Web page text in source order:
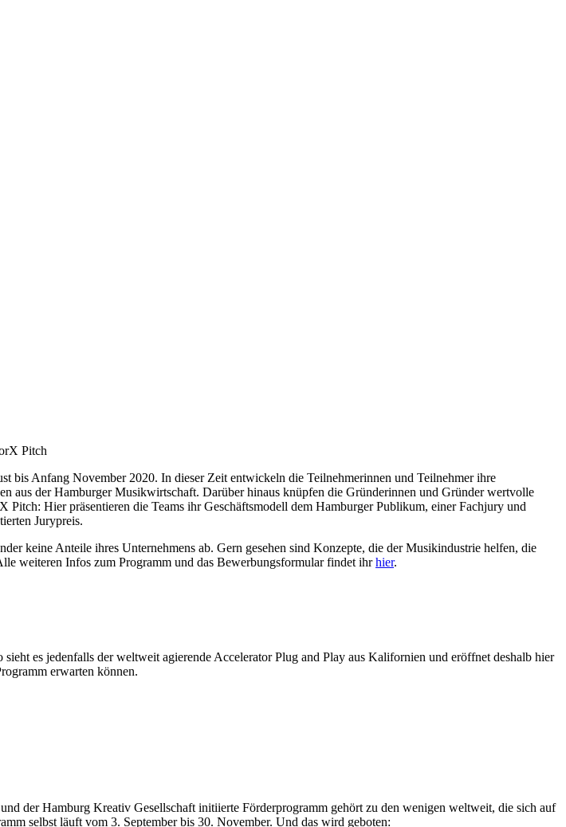
Pitch
bis Anfang November 2020. In dieser Zeit entwickeln die Teilnehmerinnen und Teilnehmer ihre
aus der Hamburger Musikwirtschaft. Darüber hinaus knüpfen die Gründerinnen und Gründer wertvolle
Hier präsentieren die Teams ihr Geschäftsmodell dem Hamburger Publikum, einer Fachjury und
Jurypreis.
keine Anteile ihres Unternehmens ab. Gern gesehen sind Konzepte, die der Musikindustrie helfen, die
weiteren Infos zum Programm und das Bewerbungsformular findet ihrhier.
es jedenfalls der weltweit agierende Accelerator Plug and Play aus Kalifornien und eröffnet deshalb hier
erwarten können.
der Hamburg Kreativ Gesellschaft initiierte Förderprogramm gehört zu den wenigen weltweit, die sich auf
selbst läuft vom 3. September bis 30. November. Und das wird geboten: